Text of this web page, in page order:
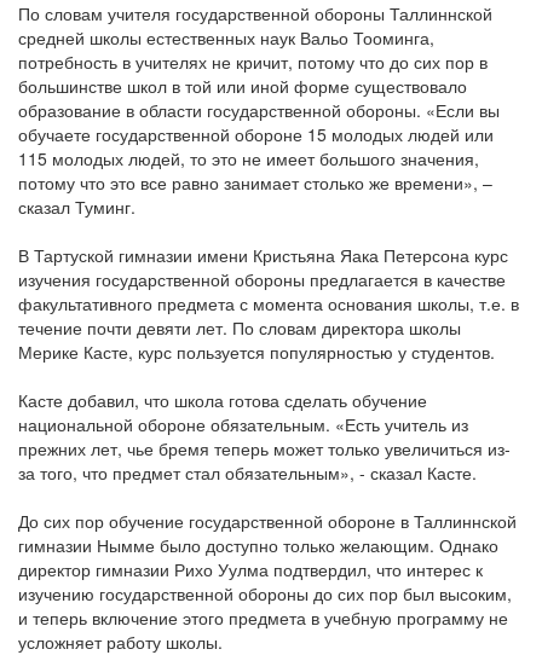
По словам учителя государственной обороны Таллиннской
средней школы естественных наук Вальо Тооминга,
потребность в учителях не кричит, потому что до сих пор в
большинстве школ в той или иной форме существовало
образование в области государственной обороны. «Если вы
обучаете государственной обороне 15 молодых людей или
115 молодых людей, то это не имеет большого значения,
потому что это все равно занимает столько же времени», –
сказал Туминг.
В Тартуской гимназии имени Кристьяна Яака Петерсона курс
изучения государственной обороны предлагается в качестве
факультативного предмета с момента основания школы, т.е. в
течение почти девяти лет. По словам директора школы
Мерике Касте, курс пользуется популярностью у студентов.
Касте добавил, что школа готова сделать обучение
национальной обороне обязательным. «Есть учитель из
прежних лет, чье бремя теперь может только увеличиться из-
за того, что предмет стал обязательным», - сказал Касте.
До сих пор обучение государственной обороне в Таллиннской
гимназии Нымме было доступно только желающим. Однако
директор гимназии Рихо Уулма подтвердил, что интерес к
изучению государственной обороны до сих пор был высоким,
и теперь включение этого предмета в учебную программу не
усложняет работу школы.